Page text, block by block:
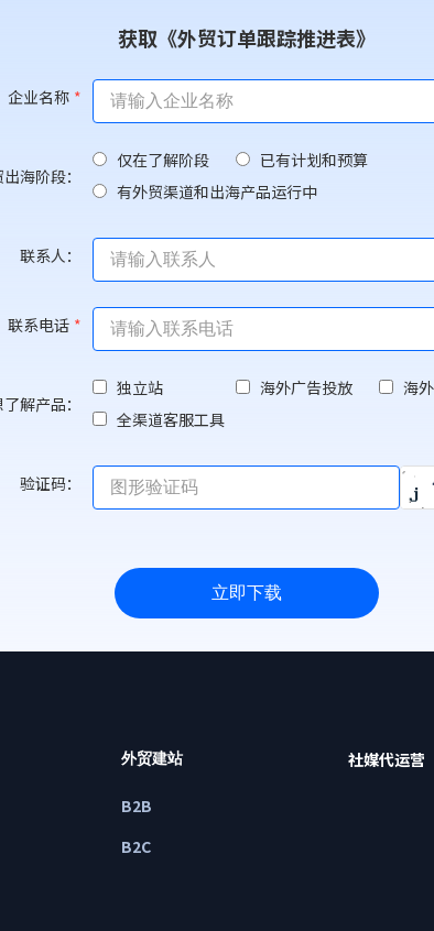
获取《外贸订单跟踪推进表》
企业名称 *
海阶段：
仅在了解阶段
已有计划和预算
有外贸渠道和出海产品运行中
联系人：
联系电话 *
解产品：
独立站 海外广告投放
海
全渠道客服工具
验证码：
立即下载
外贸建站
B2B
B2C
社媒代运营